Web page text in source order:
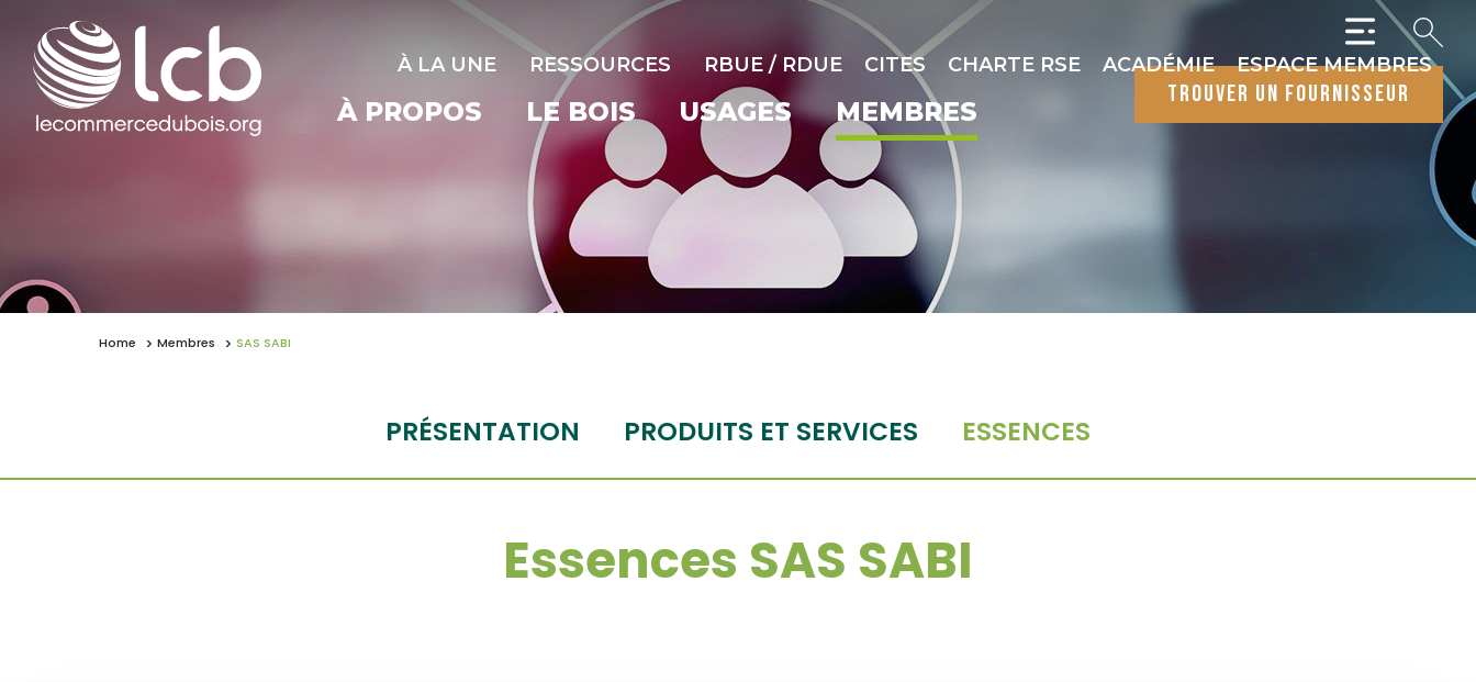
À LA UNE RESSOURCES RBUE / RDUE CITES CHARTE RSE ACADÉMIE ESPACE MEMBRES
À PROPOS LE BOIS USAGES MEMBRES
trouver un fournisseur
Home Membres SAS SABI
PRÉSENTATION PRODUITS ET SERVICES ESSENCES
Essences SAS SABI